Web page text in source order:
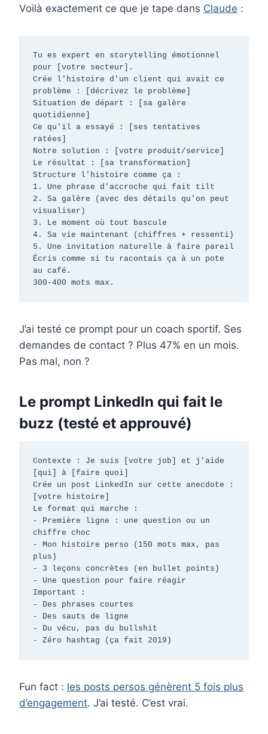
Voilà exactement ce que je tape dans Claude :
Tu es expert en storytelling émotionnel
pour [votre secteur].
Crée l'histoire d'un client qui avait ce
problème : [décrivez le problème]
Situation de départ : [sa galère
quotidienne]
Ce qu'il a essayé : [ses tentatives
ratées]
Notre solution : [votre produit/service]
Le résultat : [sa transformation]
Structure l'histoire comme ça :
1. Une phrase d'accroche qui fait tilt
2. Sa galère (avec des détails qu'on peut
visualiser)
3. Le moment où tout bascule
4. Sa vie maintenant (chiffres + ressenti)
5. Une invitation naturelle à faire pareil
Écris comme si tu racontais ça à un pote
au café.
300-400 mots max.
J’ai testé ce prompt pour un coach sportif. Ses
demandes de contact ? Plus 47% en un mois.
Pas mal, non ?
Le prompt LinkedIn qui fait le
buzz (testé et approuvé)
Contexte : Je suis [votre job] et j'aide
[qui] à [faire quoi]
Crée un post LinkedIn sur cette anecdote :
[votre histoire]
Le format qui marche :
- Première ligne : une question ou un
chiffre choc
- Mon histoire perso (150 mots max, pas
plus)
- 3 leçons concrètes (en bullet points)
- Une question pour faire réagir
Important :
- Des phrases courtes
- Des sauts de ligne
- Du vécu, pas du bullshit
- Zéro hashtag (ça fait 2019)
Fun fact : les posts persos génèrent 5 fois plus
d’engagement. J’ai testé. C’est vrai.